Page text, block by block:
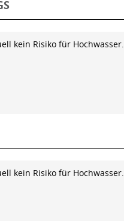
kein Risiko für Hochwasser.
kein Risiko für Hochwasser.